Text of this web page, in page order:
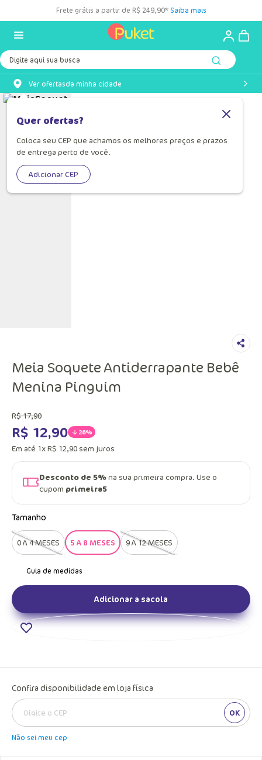
Frete grátis a partir de R$ 249,90* Saiba mais
Digite aqui sua busca
Ver ofertasda minha cidade
Quer ofertas?
Coloca seu CEP que achamos os melhores preços e prazos
de entrega perto de você.
Adicionar CEP
Meia Soquete Antiderrapante Bebê
Menina Pinguim
R$17,90
R$ 12,90 28%
Em até 1xR$ 12,90 sem juros
Desconto de 5%na sua primeira compra. Use o
cupom primeira5
Tamanho
0 A 4 MESES 5 A 8 MESES 9 A 12 MESES
Adicionar a sacola
Confira disponibilidade em loja física
OK
Não sei meu cep